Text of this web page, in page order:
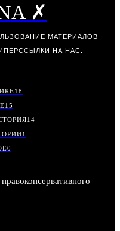
✗
МАТЕРИАЛОВ
НА НАС.
18
15
14
1
0